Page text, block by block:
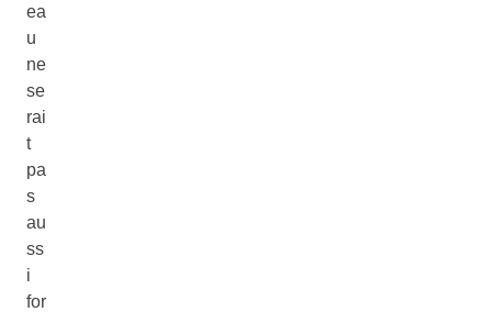
ea
u
ne
se
rai
t
pa
s
au
ss
i
for